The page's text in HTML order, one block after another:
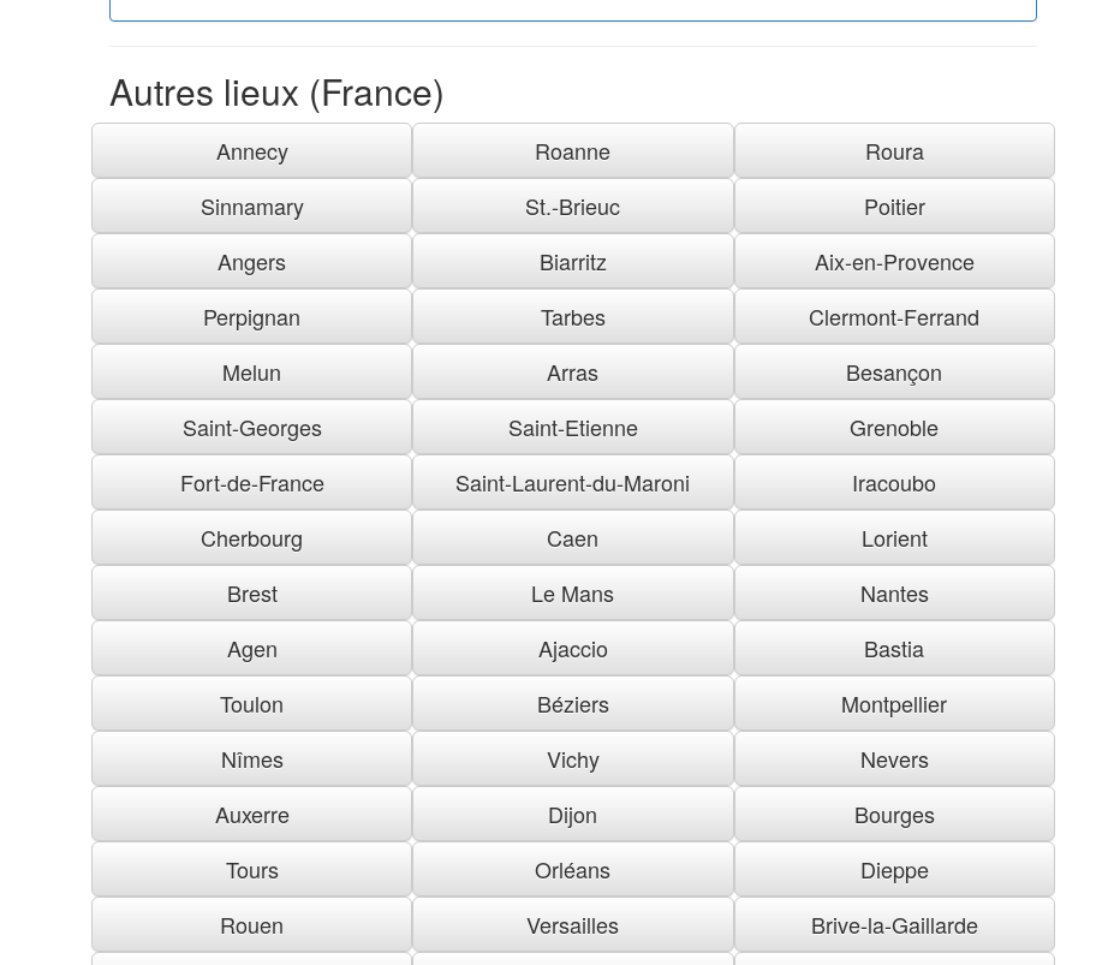
Autres lieux (France)
Annecy Roanne
Roura
Sinnamary
St.-Brieuc
Poitier
Angers
Biarritz
Aix-en-Provence
Perpignan
Tarbes
Clermont-Ferrand
Melun
Arras
Besançon
Saint-Georges
Saint-Etienne
Grenoble
Fort-de-France
Saint-Laurent-du-Maroni
Iracoubo
Cherbourg
Caen
Lorient
Brest
Le Mans
Nantes
Agen
Ajaccio
Bastia
Toulon
Béziers
Montpellier
Nîmes
Vichy
Nevers
Auxerre
Dijon
Bourges
Tours
Orléans
Dieppe
Rouen
Versailles
Brive-la-Gaillarde